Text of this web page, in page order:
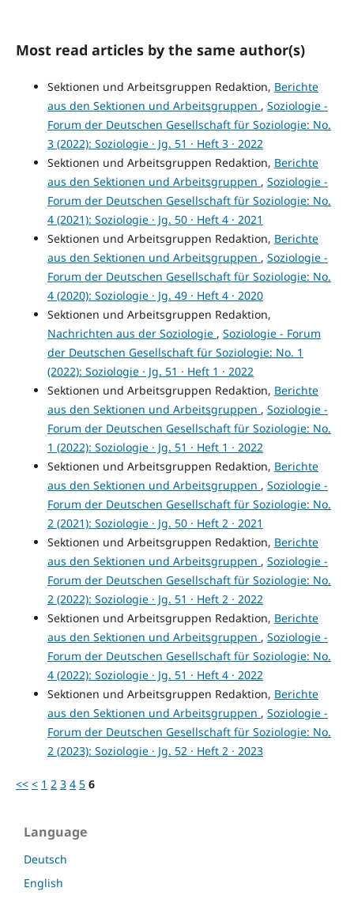
Most read articles by the same author(s)
Sektionen und Arbeitsgruppen Redaktion, Berichte
aus den Sektionen und Arbeitsgruppen , Soziologie -
Forum der Deutschen Gesellschaft für Soziologie: No.
3 (2022): Soziologie · Jg. 51 · Heft 3 · 2022
Sektionen und Arbeitsgruppen Redaktion, Berichte
aus den Sektionen und Arbeitsgruppen , Soziologie -
Forum der Deutschen Gesellschaft für Soziologie: No.
4 (2021): Soziologie · Jg. 50 · Heft 4 · 2021
Sektionen und Arbeitsgruppen Redaktion, Berichte
aus den Sektionen und Arbeitsgruppen , Soziologie -
Forum der Deutschen Gesellschaft für Soziologie: No.
4 (2020): Soziologie · Jg. 49 · Heft 4 · 2020
Sektionen und Arbeitsgruppen Redaktion,
Nachrichten aus der Soziologie , Soziologie - Forum
der Deutschen Gesellschaft für Soziologie: No. 1
(2022): Soziologie · Jg. 51 · Heft 1 · 2022
Sektionen und Arbeitsgruppen Redaktion, Berichte
aus den Sektionen und Arbeitsgruppen , Soziologie -
Forum der Deutschen Gesellschaft für Soziologie: No.
1 (2022): Soziologie · Jg. 51 · Heft 1 · 2022
Sektionen und Arbeitsgruppen Redaktion, Berichte
aus den Sektionen und Arbeitsgruppen , Soziologie -
Forum der Deutschen Gesellschaft für Soziologie: No.
2 (2021): Soziologie · Jg. 50 · Heft 2 · 2021
Sektionen und Arbeitsgruppen Redaktion, Berichte
aus den Sektionen und Arbeitsgruppen , Soziologie -
Forum der Deutschen Gesellschaft für Soziologie: No.
2 (2022): Soziologie · Jg. 51 · Heft 2 · 2022
Sektionen und Arbeitsgruppen Redaktion, Berichte
aus den Sektionen und Arbeitsgruppen , Soziologie -
Forum der Deutschen Gesellschaft für Soziologie: No.
4 (2022): Soziologie · Jg. 51 · Heft 4 · 2022
Sektionen und Arbeitsgruppen Redaktion, Berichte
aus den Sektionen und Arbeitsgruppen , Soziologie -
Forum der Deutschen Gesellschaft für Soziologie: No.
2 (2023): Soziologie · Jg. 52 · Heft 2 · 2023
<< < 1 2 3 4 5 6
Language
Deutsch
English